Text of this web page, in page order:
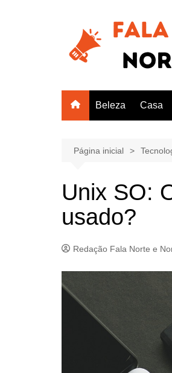
Beleza Casa
Página inicial
Unix SO:
usado?
Redação Fala Norte e